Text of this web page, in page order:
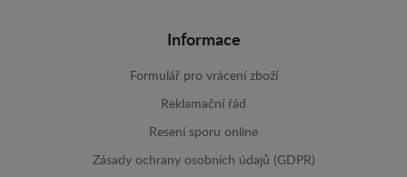
Informace
Formulář pro vrácení zboží
Reklamační řád
Resení sporu online
Zásady ochrany osobních údajů (GDPR)